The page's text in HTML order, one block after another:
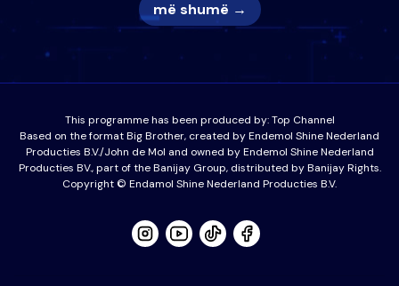
më shumë →
This programme has been produced by:Top Channel
Based on the format Big Brother, created by Endemol Shine Nederland
Producties B.V./John de Mol and owned by Endemol Shine Nederland
Producties BV., part of the Banijay Group, distributed by Banijay Rights.
Copyright © Endamol Shine Nederland Producties B.V.